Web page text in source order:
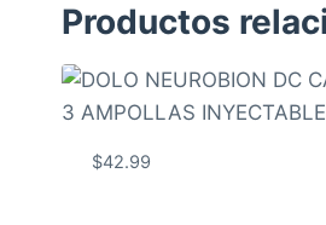
Productos
$42.99